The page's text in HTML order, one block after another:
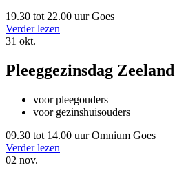
19.30 tot 22.00 uurGoes
Verder lezen
31 okt.
Pleeggezinsdag Zeeland
voor pleegouders
voor gezinshuisouders
09.30 tot 14.00 uurOmnium Goes
Verder lezen
02 nov.